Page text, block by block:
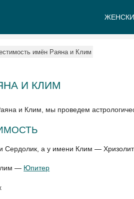
имён Раяна и Клим
И КЛИМ
и Клим, мы проведем
Сердолик, а у имени Клим —
— Юпитер